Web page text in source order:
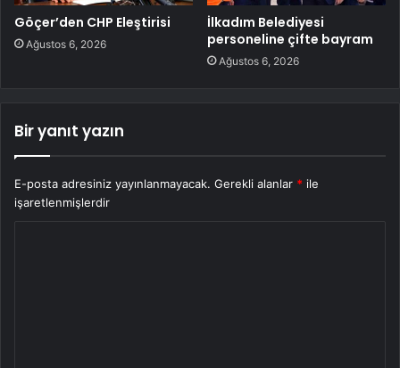
Göçer’den CHP Eleştirisi
Ağustos 6, 2026
İlkadım Belediyesi
personeline çifte bayram
Ağustos 6, 2026
Bir yanıt yazın
E-posta adresiniz yayınlanmayacak. Gerekli alanlar * ile
işaretlenmişlerdir